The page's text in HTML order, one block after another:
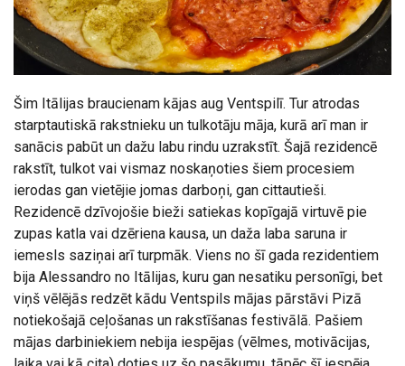
Šim Itālijas braucienam kājas aug Ventspilī. Tur atrodas
starptautiskā rakstnieku un tulkotāju māja, kurā arī man ir
sanācis pabūt un dažu labu rindu uzrakstīt. Šajā rezidencē
rakstīt, tulkot vai vismaz noskaņoties šiem procesiem
ierodas gan vietējie jomas darboņi, gan cittautieši.
Rezidencē dzīvojošie bieži satiekas kopīgajā virtuvē pie
zupas katla vai dzēriena kausa, un daža laba saruna ir
iemesls saziņai arī turpmāk. Viens no šī gada rezidentiem
bija Alessandro no Itālijas, kuru gan nesatiku personīgi, bet
viņš vēlējās redzēt kādu Ventspils mājas pārstāvi Pizā
notiekošajā ceļošanas un rakstīšanas festivālā. Pašiem
mājas darbiniekiem nebija iespējas (vēlmes, motivācijas,